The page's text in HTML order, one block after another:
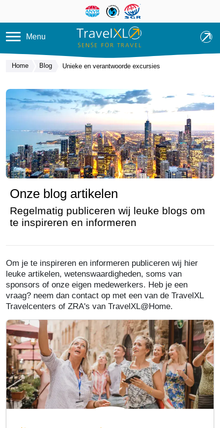
Overslaan en naar de inhoud
Menu
Home Blog Unieke en verantwoorde excursies
Onze blog artikelen
Regelmatig publiceren wij leuke blogs om
te inspireren en informeren
Om je te inspireren en informeren publiceren wij hier
leuke artikelen, wetenswaardigheden, soms van
sponsors of onze eigen medewerkers. Heb je een
vraag? neem dan contact op met een van de TravelXL
Travelcenters of ZRA's van TravelXL@Home.